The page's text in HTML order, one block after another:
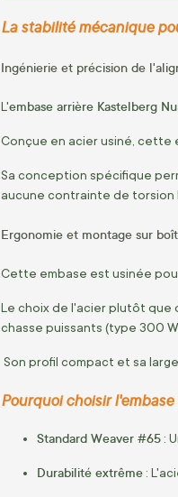
La stabilité mécanique
Ingénierie et précision de
L'embase arrière Kastelberg
Conçue en acier usiné, cette
Sa conception spécifique
aucune contrainte de
Ergonomie et montage sur
Cette embase est usinée
Le choix de l'acier plutôt que
chasse puissants (type 300
Son profil compact et sa
Pourquoi choisir
Standard Weaver #65 :
Durabilité extrême :